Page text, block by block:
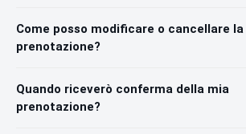
Come posso modificare o cancellare la
prenotazione?
Quando riceverò conferma della mia
prenotazione?